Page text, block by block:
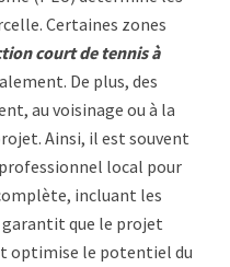
Certaines zones
court de tennis à
De plus, des
au voisinage ou à la
Ainsi, il est souvent
local pour
incluant les
que le projet
optimise le potentiel du